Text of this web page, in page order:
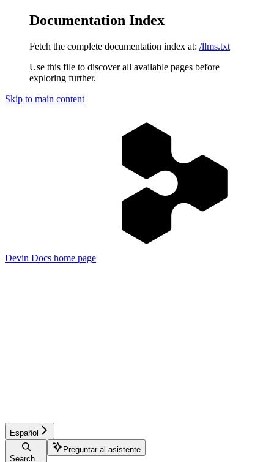
Documentation Index
Fetch the complete documentation index at: /llms.txt
Use this file to discover all available pages before
exploring further.
Skip to main content
Devin Docs home page
Español
Search...
Preguntar al asistente